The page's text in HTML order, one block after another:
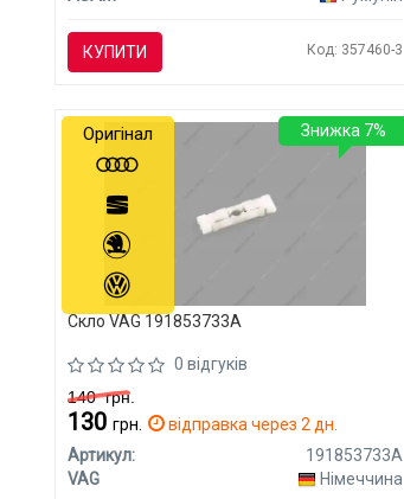
КУПИТИ Код: 357460-3
Скло VAG 191853733A
0 відгуків
140грн.
130 грн.
відправка через 2 дн.
Артикул:
191853733A
VAG
Німеччина
Знижка 7%
Оригінал